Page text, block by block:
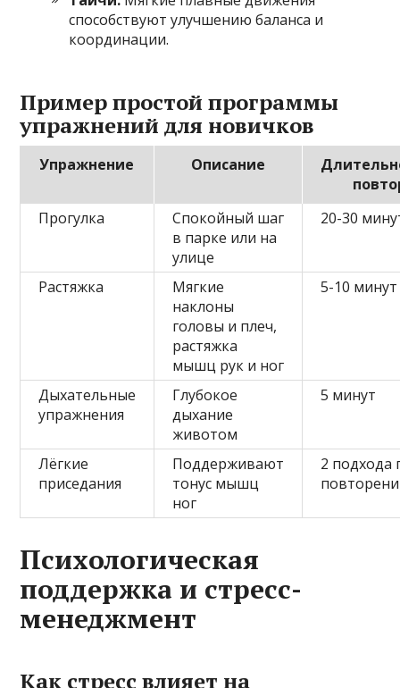
способствуют улучшению баланса и
координации.
Пример простой программы
упражнений для новичков
Упражнение Описание
Прогулка
Спокойный шаг
в парке или на
улице
20-30
Растяжка
Мягкие
наклоны
головы и плеч,
растяжка
мышц рук и ног
5-10 минут
Дыхательные
упражнения
Глубокое
дыхание
животом
5 минут
Лёгкие
приседания
Поддерживают
тонус мышц
ног
2 подхода
Психологическая
поддержка и стресс-
менеджмент
Как стресс влияет на